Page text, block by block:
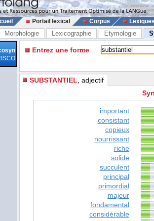
Portail lexical Corpus
Morphologie Lexicographie Etymologie
Entrez une forme
SUBSTANTIEL , adjectif
important
consistant
copieux
nourrissant
riche
solide
succulent
principal
primordial
majeur
fondamental
considérable